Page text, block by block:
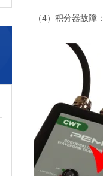
（4）积分器故障